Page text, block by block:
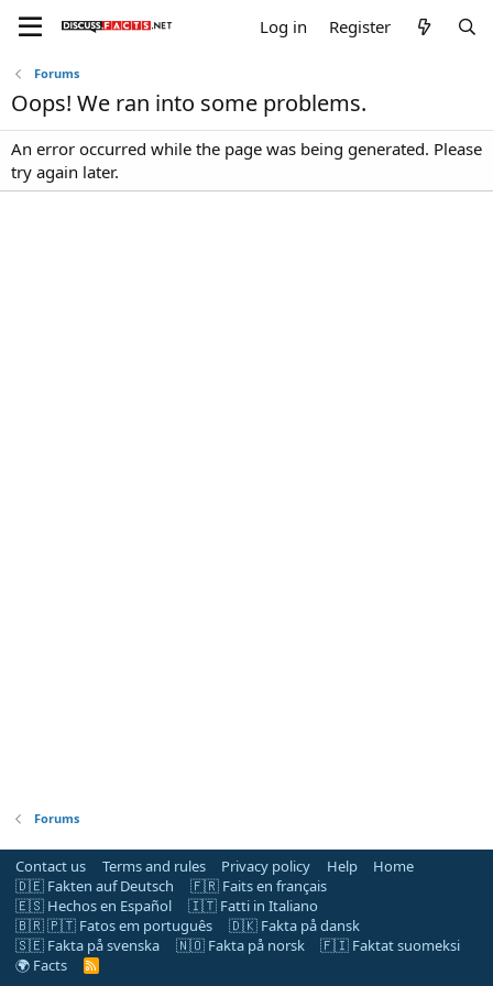
Log in Register
Forums
Oops! We ran into some problems.
An error occurred while the page was being generated. Please
try again later.
Forums
Contact us Terms and rules Privacy policy Help
Home
🇩🇪 Fakten auf Deutsch
🇫🇷 Faits en français
🇪🇸 Hechos en Español
🇮🇹 Fatti in Italiano
🇧🇷 🇵🇹 Fatos em português
🇩🇰 Fakta på dansk
🇸🇪 Fakta på svenska
🇳🇴 Fakta på norsk
🇫🇮 Faktat suomeksi
🌍 Facts
R